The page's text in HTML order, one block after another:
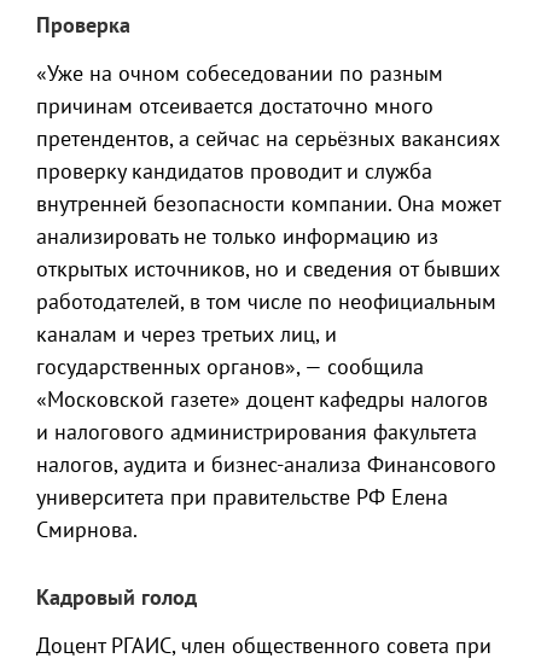
Проверка
«Уже на очном собеседовании по разным
причинам отсеивается достаточно много
претендентов, а сейчас на серьёзных вакансиях
проверку кандидатов проводит и служба
внутренней безопасности компании. Она может
анализировать не только информацию из
открытых источников, но и сведения от бывших
работодателей, в том числе по неофициальным
каналам и через третьих лиц, и
государственных органов», — сообщила
«Московской газете» доцент кафедры налогов
и налогового администрирования факультета
налогов, аудита и бизнес-анализа Финансового
университета при правительстве РФ Елена
Смирнова.
Кадровый голод
Доцент РГАИС, член общественного совета при